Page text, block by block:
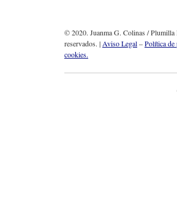
© 2020. Juanma G. Colinas / Plumilla
reservados. |Aviso Legal–Política de
cookies.